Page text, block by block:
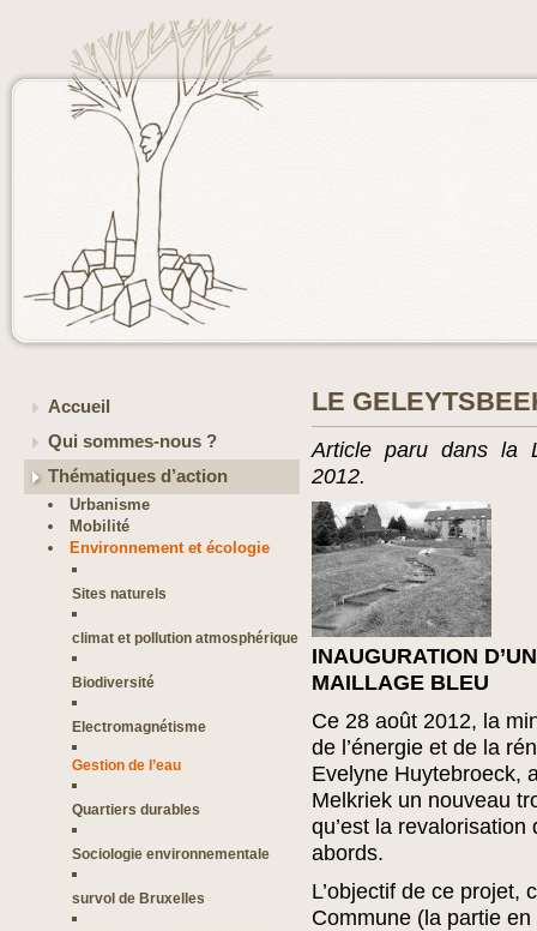
Accueil
Qui sommes-nous ?
Thématiques d’action
Urbanisme
Mobilité
Environnement et écologie
Sites naturels
climat et pollution atmosphérique
Biodiversité
Electromagnétisme
Gestion de l’eau
Quartiers durables
Sociologie environnementale
survol de Bruxelles
LE
Article paru dans la
2012.
INAUGURATION
MAILLAGE BLEU
Ce 28 août 2012, la
de l’énergie et de la
Evelyne Huytebroeck,
Melkriek un nouveau
qu’est la
abords.
L’objectif de ce projet,
Commune (la partie